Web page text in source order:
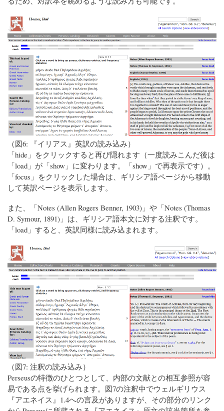
（図6: 『イリアス』英訳の読み込み）
「hide」をクリックすると再び隠れます（一度読みこんだ後は
「load」が「show」に変わります。「show」で再表示です）。
「focus」をクリックした場合は、ギリシア語ページから移動
して英訳ページを表示します。
また、「Notes (Allen Rogers Benner, 1903)」や「Notes (Thomas
D. Symour, 1891)」は、ギリシア語本文に対する注釈です。
「load」すると、英訳同様に読み込まれます。
（図7: 注釈の読み込み）
Perseusの特徴のひとつとして、内部の文献との相互参照が容
易である点を挙げられます。図7の注釈中でウェルギリウス
『アエネイス』1.4への言及がありますが、その部分のリンク